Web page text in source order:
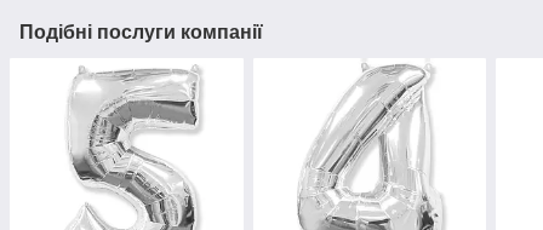
Подібні послуги компанії